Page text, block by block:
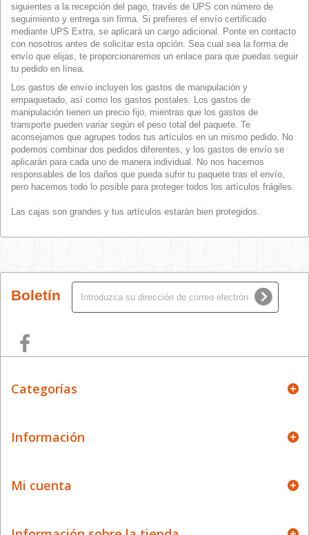
siguientes a la recepción del pago, través de UPS con número de
seguimiento y entrega sin firma. Si prefieres el envío certificado
mediante UPS Extra, se aplicará un cargo adicional. Ponte en contacto
con nosotros antes de solicitar esta opción. Sea cual sea la forma de
envío que elijas, te proporcionaremos un enlace para que puedas seguir
tu pedido en línea.
Los gastos de envío incluyen los gastos de manipulación y
empaquetado, así como los gastos postales. Los gastos de
manipulación tienen un precio fijo, mientras que los gastos de
transporte pueden variar según el peso total del paquete. Te
aconsejamos que agrupes todos tus artículos en un mismo pedido. No
podemos combinar dos pedidos diferentes, y los gastos de envío se
aplicarán para cada uno de manera individual. No nos hacemos
responsables de los daños que pueda sufrir tu paquete tras el envío,
pero hacemos todo lo posible para proteger todos los artículos frágiles.
Las cajas son grandes y tus artículos estarán bien protegidos.
Boletín
Categorías
Información
Mi cuenta